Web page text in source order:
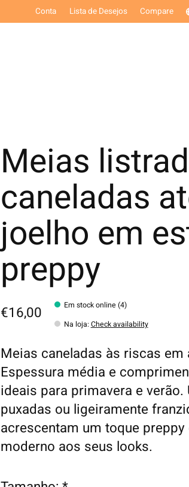
Conta Lista de Desejos Compare
Meias
caneladas
joelho em
preppy
€16,00
Em stock online (4)
Na loja: Check availability
Meias caneladas às riscas em
Espessura média e
ideais para primavera e verão.
puxadas ou ligeiramente
acrescentam um toque preppy
moderno aos seus looks.